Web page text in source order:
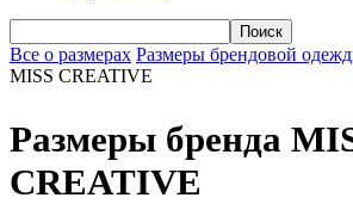
Все о размерах Размеры брендовой
MISS CREATIVE
Размеры бренда
CREATIVE